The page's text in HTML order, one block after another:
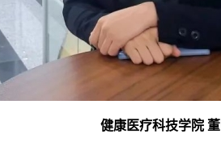
健康医疗科技学院